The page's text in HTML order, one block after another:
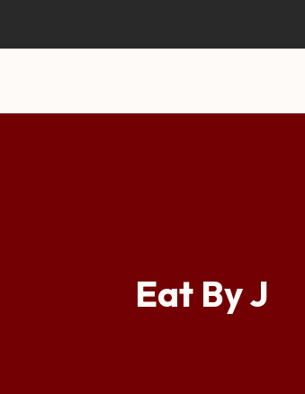
Eat By J